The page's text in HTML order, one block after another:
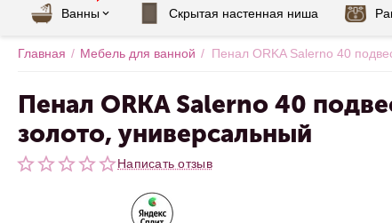
Ванны Скрытая настенная ниша
Главная / Мебель для ванной / Пенал ORKA Salerno 40
Пенал ORKA Salerno 40
золото, универсальный
Написать отзыв